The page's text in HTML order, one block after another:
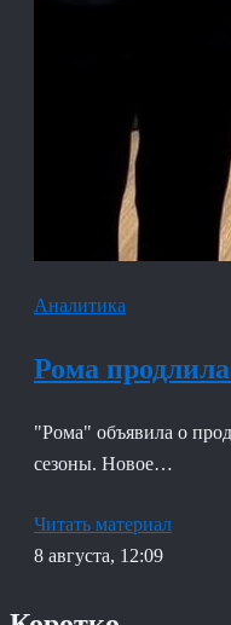
Аналитика
Рома
"Рома" объявила о
сезоны. Новое…
Читать материал
8 августа, 12:09